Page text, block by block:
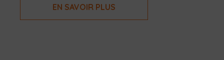
EN SAVOIR PLUS